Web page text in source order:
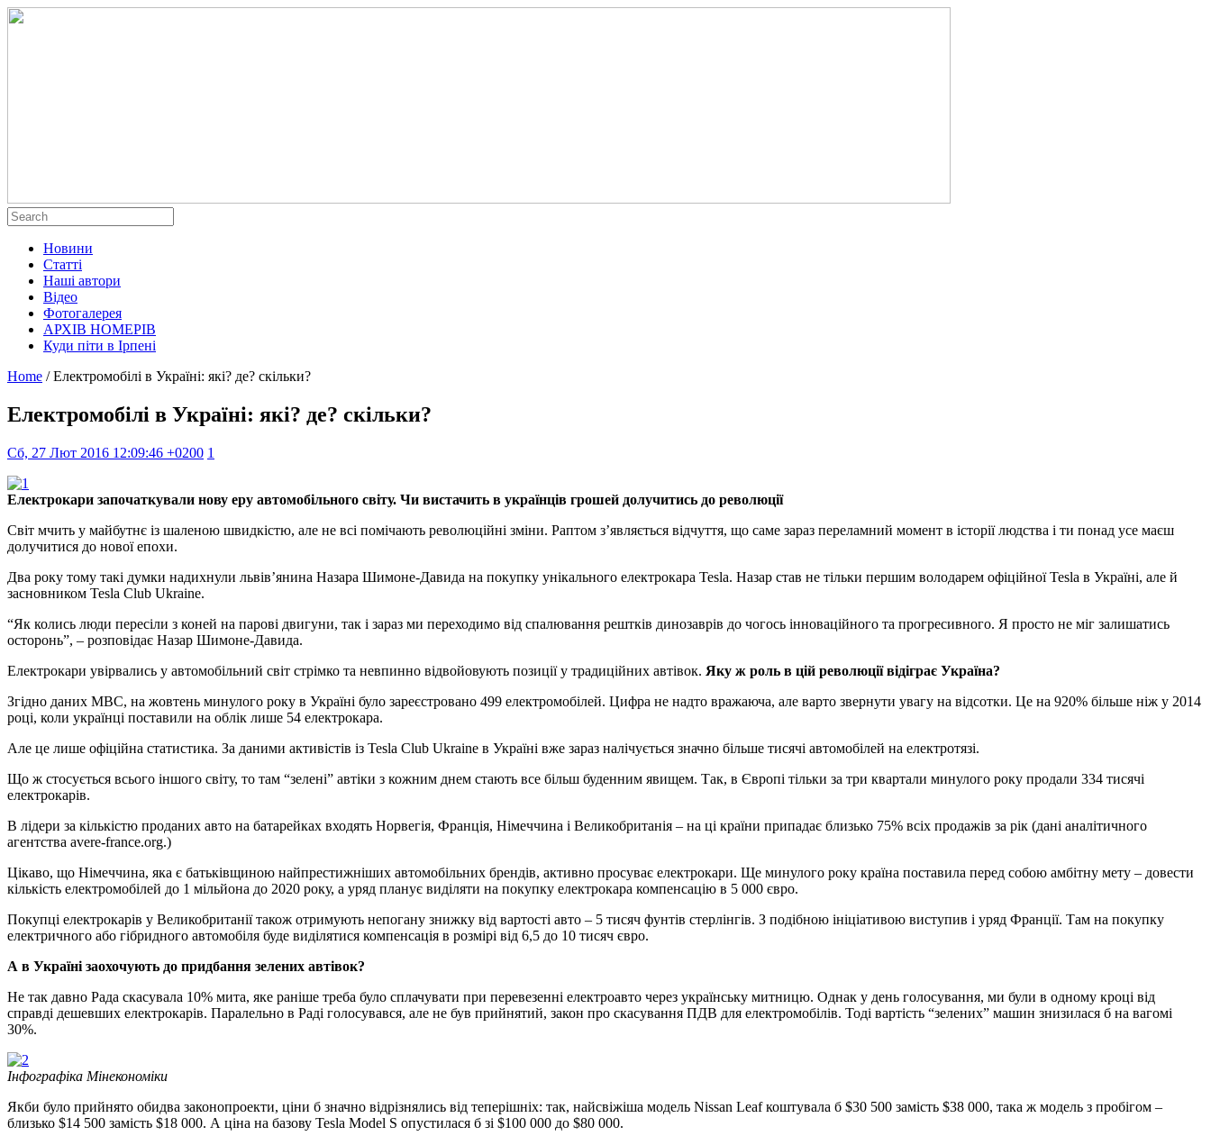
Новини
Статті
Наші автори
Відео
Фотогалерея
АРХІВ НОМЕРІВ
Куди піти в Ірпені
Home / Електромобілі в Україні: які? де? скільки?
Електромобілі в Україні: які? де? скільки?
Сб, 27 Лют 2016 12:09:46 +0200 1
Електрокари започаткували нову еру автомобільного світу. Чи вистачить в українців грошей долучитись до революції
Світ мчить у майбутнє із шаленою швидкістю, але не всі помічають революційні зміни. Раптом з’являється відчуття, що саме зараз переламний момент в історії людства і ти понад усе маєш
долучитися до нової епохи.
Два року тому такі думки надихнули львів’янина Назара Шимоне-Давида на покупку унікального електрокара Tesla. Назар став не тільки першим володарем офіційної Tesla в Україні, але й
засновником Tesla Club Ukraine.
“Як колись люди пересіли з коней на парові двигуни, так і зараз ми переходимо від спалювання рештків динозаврів до чогось інноваційного та прогресивного. Я просто не міг залишатись
осторонь”, – розповідає Назар Шимоне-Давида.
Електрокари увірвались у автомобільний світ стрімко та невпинно відвойовують позиції у традиційних автівок. Яку ж роль в цій революції відіграє Україна?
Згідно даних МВС, на жовтень минулого року в Україні було зареєстровано 499 електромобілей. Цифра не надто вражаюча, але варто звернути увагу на відсотки. Це на 920% більше ніж у 2014
році, коли українці поставили на облік лише 54 електрокара.
Але це лише офіційна статистика. За даними активістів із Tesla Club Ukraine в Україні вже зараз налічується значно більше тисячі автомобілей на електротязі.
Що ж стосується всього іншого світу, то там “зелені” автіки з кожним днем стають все більш буденним явищем. Так, в Європі тільки за три квартали минулого року продали 334 тисячі
електрокарів.
В лідери за кількістю проданих авто на батарейках входять Норвегія, Франція, Німеччина і Великобританія – на ці країни припадає близько 75% всіх продажів за рік (дані аналітичного
агентства avere-france.org.)
Цікаво, що Німеччина, яка є батьківщиною найпрестижніших автомобільних брендів, активно просуває електрокари. Ще минулого року країна поставила перед собою амбітну мету – довести
кількість електромобілей до 1 мільйона до 2020 року, а уряд планує виділяти на покупку електрокара компенсацію в 5 000 євро.
Покупці електрокарів у Великобританії також отримують непогану знижку від вартості авто – 5 тисяч фунтів стерлінгів. З подібною ініціативою виступив і уряд Франції. Там на покупку
електричного або гібридного автомобіля буде виділятися компенсація в розмірі від 6,5 до 10 тисяч євро.
А в Україні заохочують до придбання зелених автівок?
Не так давно Рада скасувала 10% мита, яке раніше треба було сплачувати при перевезенні електроавто через українську митницю. Однак у день голосування, ми були в одному кроці від
справді дешевших електрокарів. Паралельно в Раді голосувався, але не був прийнятий, закон про скасування ПДВ для електромобілів. Тоді вартість “зелених” машин знизилася б на вагомі
30%.
Інфографіка Мінекономіки
Якби було прийнято обидва законопроекти, ціни б значно відрізнялись від теперішніх: так, найсвіжіша модель Nissan Leaf коштувала б $30 500 замість $38 000, така ж модель з пробігом –
близько $14 500 замість $18 000. А ціна на базову Tesla Model S опустилася б зі $100 000 до $80 000.